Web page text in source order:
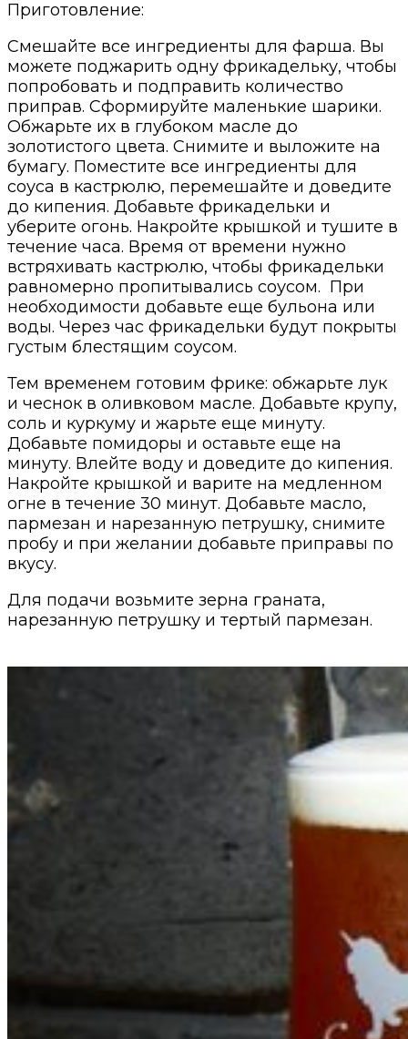
Приготовление:
Смешайте все ингредиенты для фарша. Вы
можете поджарить одну фрикадельку, чтобы
попробовать и подправить количество
приправ. Сформируйте маленькие шарики.
Обжарьте их в глубоком масле до
золотистого цвета. Снимите и выложите на
бумагу. Поместите все ингредиенты для
соуса в кастрюлю, перемешайте и доведите
до кипения. Добавьте фрикадельки и
уберите огонь. Накройте крышкой и тушите в
течение часа. Время от времени нужно
встряхивать кастрюлю, чтобы фрикадельки
равномерно пропитывались соусом. При
необходимости добавьте еще бульона или
воды. Через час фрикадельки будут покрыты
густым блестящим соусом.
Тем временем готовим фрике: обжарьте лук
и чеснок в оливковом масле. Добавьте крупу,
соль и куркуму и жарьте еще минуту.
Добавьте помидоры и оставьте еще на
минуту. Влейте воду и доведите до кипения.
Накройте крышкой и варите на медленном
огне в течение 30 минут. Добавьте масло,
пармезан и нарезанную петрушку, снимите
пробу и при желании добавьте приправы по
вкусу.
Для подачи возьмите зерна граната,
нарезанную петрушку и тертый пармезан.